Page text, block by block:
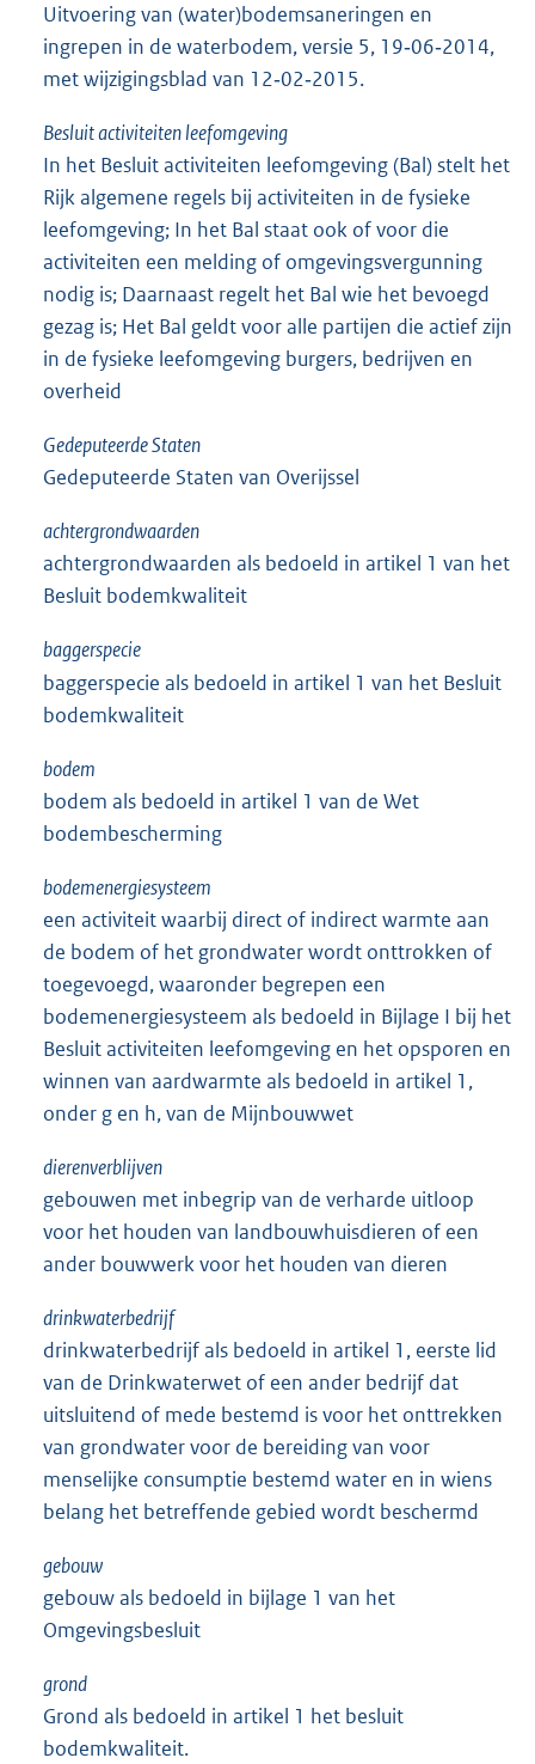
Uitvoering van (water)bodemsaneringen en
ingrepen in de waterbodem, versie 5, 19‑06‑2014,
met wijzigingsblad van 12‑02‑2015.
Besluit activiteiten leefomgeving
In het Besluit activiteiten leefomgeving (Bal) stelt het
Rijk algemene regels bij activiteiten in de fysieke
leefomgeving; In het Bal staat ook of voor die
activiteiten een melding of omgevingsvergunning
nodig is; Daarnaast regelt het Bal wie het bevoegd
gezag is; Het Bal geldt voor alle partijen die actief zijn
in de fysieke leefomgeving burgers, bedrijven en
overheid
Gedeputeerde Staten
Gedeputeerde Staten van Overijssel
achtergrondwaarden
achtergrondwaarden als bedoeld in artikel 1 van het
Besluit bodemkwaliteit
baggerspecie
baggerspecie als bedoeld in artikel 1 van het Besluit
bodemkwaliteit
bodem
bodem als bedoeld in artikel 1 van de Wet
bodembescherming
bodemenergiesysteem
een activiteit waarbij direct of indirect warmte aan
de bodem of het grondwater wordt onttrokken of
toegevoegd, waaronder begrepen een
bodemenergiesysteem als bedoeld in Bijlage I bij het
Besluit activiteiten leefomgeving en het opsporen en
winnen van aardwarmte als bedoeld in artikel 1,
onder g en h, van de Mijnbouwwet
dierenverblijven
gebouwen met inbegrip van de verharde uitloop
voor het houden van landbouwhuisdieren of een
ander bouwwerk voor het houden van dieren
drinkwaterbedrijf
drinkwaterbedrijf als bedoeld in artikel 1, eerste lid
van de Drinkwaterwet of een ander bedrijf dat
uitsluitend of mede bestemd is voor het onttrekken
van grondwater voor de bereiding van voor
menselijke consumptie bestemd water en in wiens
belang het betreffende gebied wordt beschermd
gebouw
gebouw als bedoeld in bijlage 1 van het
Omgevingsbesluit
grond
Grond als bedoeld in artikel 1 het besluit
bodemkwaliteit.